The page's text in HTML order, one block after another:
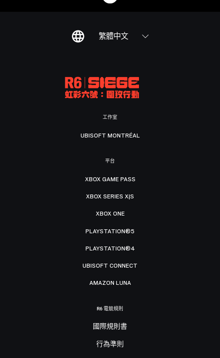
繁體中文
工作室
UBISOFT MONTRÉAL
平台
XBOX GAME PASS
XBOX SERIES X|S
XBOX ONE
PLAYSTATION®5
PLAYSTATION®4
UBISOFT CONNECT
AMAZON LUNA
R6 電競規則
國際規則書
行為準則